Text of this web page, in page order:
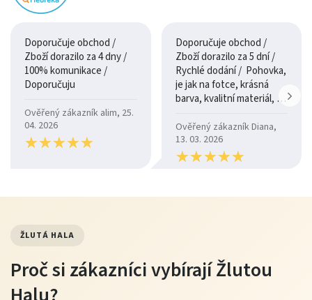
Doporučuje obchod /
Zboží dorazilo za 4 dny /
100% komunikace /
Doporučuju
Ověřený zákazník alim, 25.
04. 2026
★★★★★
★★★★★
Doporučuje obchod /
Zboží dorazilo za 5 dní /
Rychlé dodání / Pohovka,
je jak na fotce, krásná
barva, kvalitní materiál, a
Ověřený zákazník Diana,
13. 03. 2026
★★★★★
★★★★★
ŽLUTÁ HALA
Proč si zákazníci vybírají Žlutou